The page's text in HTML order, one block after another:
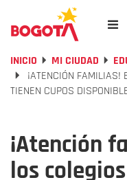
INICIO MI CIUDAD
¡ATENCIÓN FAMILIAS!
TIENEN CUPOS
¡Atención
los